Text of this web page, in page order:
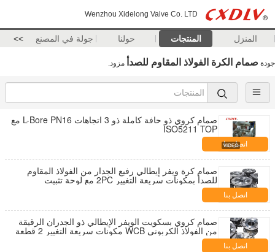
Wenzhou Xidelong Valve Co. LTD
المنزل المنتجات حولنا جولة في المصنع >>
جودة صمام الكرة الفولاذ المقاوم للصدأ مزود.
صمام كروي ذو حافة كاملة ذو 3 اتجاهات L-Bore PN16 مع
ISO5211 TOP
اتصل بنا
صمام كرة ويفر إيطالي رفيع الجدار من الفولاذ المقاوم
للصدأ بمكونات سريعة التغيير 2PC مع لوحة تثبيت
ISO5211 اتصل بنا
صمام كروي بسكويت الويفر الإيطالي ذو الجدران الرقيقة
من الفولاذ الكربوني WCB مكونات سريعة التغيير 2 قطعة
مع وسادة تثبيت ISO5211 اتصل بنا